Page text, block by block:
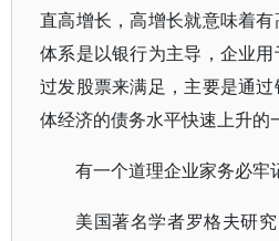
直高增长，高增长就意味着
体系是以银行为主导，企业
过发股票来满足，主要是通
体经济的债务水平快速上升的
有一个道理企业家务必牢
美国著名学者罗格夫研